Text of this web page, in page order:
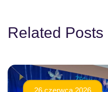
Related Posts
26 czerwca 2026